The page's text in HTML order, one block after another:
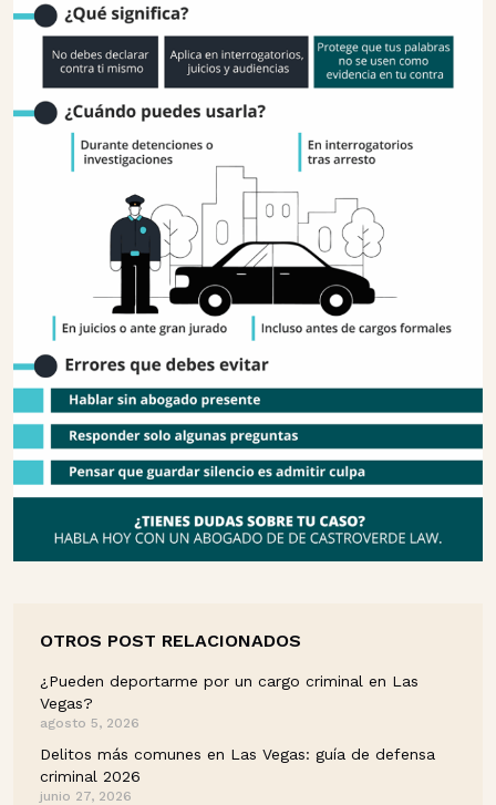
OTROS POST RELACIONADOS
¿Pueden deportarme por un cargo criminal en Las
Vegas?
agosto 5, 2026
Delitos más comunes en Las Vegas: guía de defensa
criminal 2026
junio 27, 2026